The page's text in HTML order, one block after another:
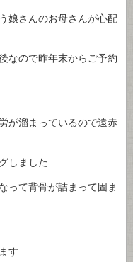
娘さんのお母さんが心配
なので昨年末からご予約
が溜まっているので遠赤
しました
って背骨が詰まって固ま
す